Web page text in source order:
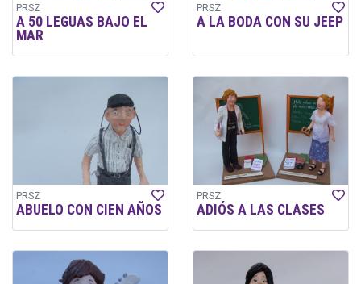
PRSZ
A 50 LEGUAS BAJO EL
MAR
PRSZ
A LA BODA CON SU JEEP
PRSZ
ABUELO CON CIEN AÑOS
PRSZ
ADIÓS A LAS CLASES